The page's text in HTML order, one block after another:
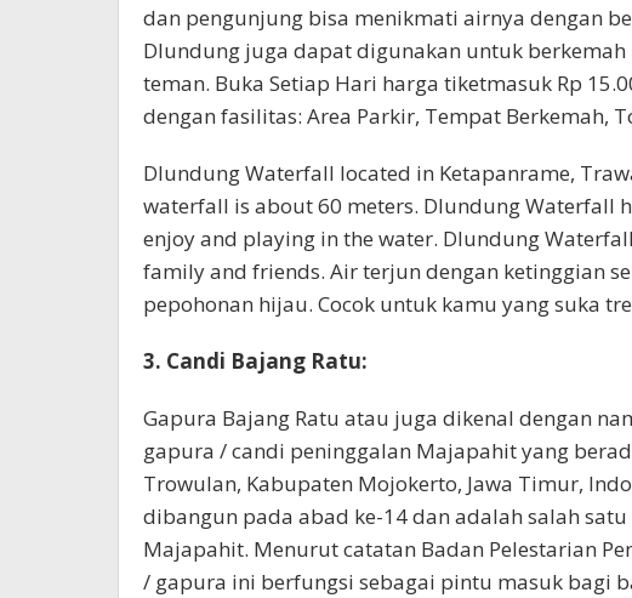
dan pengunjung bisa menikmati airnya dengan
Dlundung juga dapat digunakan untuk
teman. Buka Setiap Hari harga tiketmasuk Rp
dengan fasilitas: Area Parkir, Tempat Berkemah,
Dlundung Waterfall located in Ketapanrame,
waterfall is about 60 meters. Dlundung Waterfall
enjoy and playing in the water. Dlundung
family and friends. Air terjun dengan ketinggian
pepohonan hijau. Cocok untuk kamu yang suka
3. Candi Bajang Ratu:
Gapura Bajang Ratu atau juga dikenal dengan
gapura / candi peninggalan Majapahit yang
Trowulan, Kabupaten Mojokerto, Jawa Timur,
dibangun pada abad ke-14 dan adalah salah
Majapahit. Menurut catatan Badan Pelestarian
/ gapura ini berfungsi sebagai pintu masuk bagi